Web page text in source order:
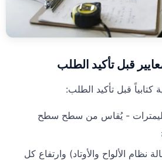
قبل تأكيد الطلب
كتابياً قبل تأكيد الطلب:
- يُقاس من سطح سطح
نظام الألواح والأوتاد) وارتفاع كل